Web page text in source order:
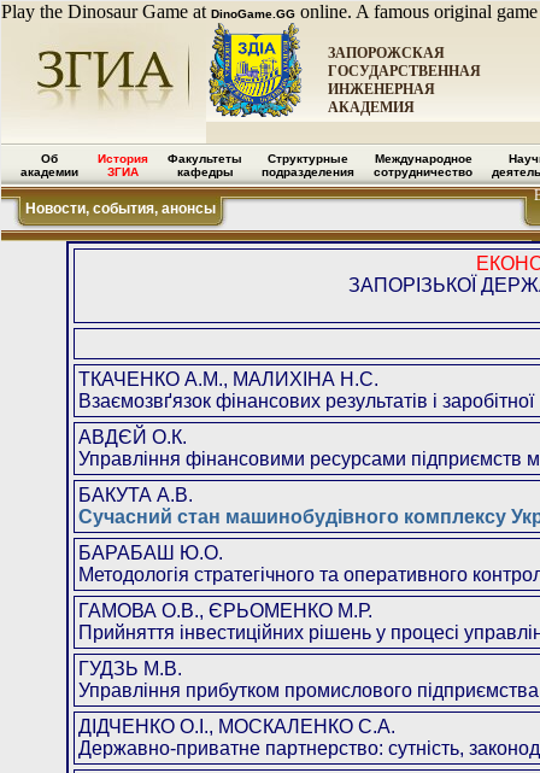
Play the Dinosaur Game at DinoGame.GG online. A famous original
ЗАПОРОЖСКАЯ
ГОСУДАРСТВЕННАЯ
ИНЖЕНЕРНАЯ
АКАДЕМИЯ
Об
академии
История
ЗГИА
Факультеты
кафедры
Структурные
подразделения
Международное
сотрудничество
Новости, события, анонсы
ЗАПОРІЗЬКОЇ
ТКАЧЕНКО А.М., МАЛИХІНА Н.С.
Взаємозвґязок фінансових результатів і
АВДЄЙ О.К.
Управління фінансовими ресурсами підприємств
БАКУТА А.В.
Сучасний стан машинобудівного комплексу
БАРАБАШ Ю.О.
Методологія стратегічного та оперативного
ГАМОВА О.В., ЄРЬОМЕНКО М.Р.
Прийняття інвестиційних рішень у процесі
ГУДЗЬ М.В.
Управління прибутком промислового підприємства
ДІДЧЕНКО О.І., МОСКАЛЕНКО С.А.
Державно-приватне партнерство: сутність,